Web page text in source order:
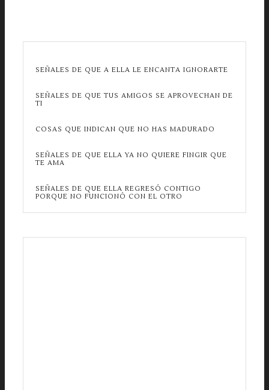
SEÑALES DE QUE A ELLA LE ENCANTA IGNORARTE
SEÑALES DE QUE TUS AMIGOS SE APROVECHAN DE
TI
COSAS QUE INDICAN QUE NO HAS MADURADO
SEÑALES DE QUE ELLA YA NO QUIERE FINGIR QUE
TE AMA
SEÑALES DE QUE ELLA REGRESÓ CONTIGO
PORQUE NO FUNCIONÓ CON EL OTRO